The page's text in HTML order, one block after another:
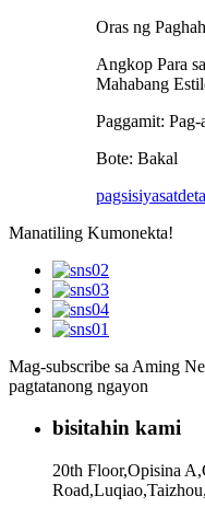
Oras ng
Angkop Para
Mahabang
Paggamit:
Bote: Bakal
pagsisiyasat
Manatiling Kumonekta!
Mag-subscribe sa Aming
pagtatanong ngayon
bisitahin kami
20th Floor,Opisina